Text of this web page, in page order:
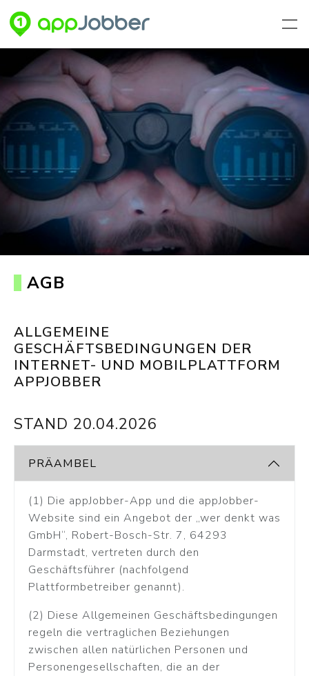
Zum Hauptinhalt springen
AGB
ALLGEMEINE
GESCHÄFTSBEDINGUNGEN DER
INTERNET- UND MOBILPLATTFORM
APPJOBBER
STAND 20.04.2026
PRÄAMBEL
(1) Die appJobber-App und die appJobber-
Website sind ein Angebot der „wer denkt was
GmbH“, Robert-Bosch-Str. 7, 64293
Darmstadt, vertreten durch den
Geschäftsführer (nachfolgend
Plattformbetreiber genannt).
(2) Diese Allgemeinen Geschäftsbedingungen
regeln die vertraglichen Beziehungen
zwischen allen natürlichen Personen und
Personengesellschaften, die an der